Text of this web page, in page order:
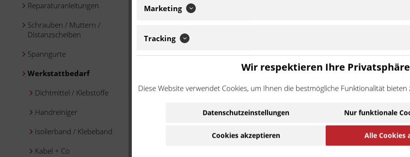
Reparaturanleitungen
Schrauben / Muttern /
Distanzscheiben
Spanngurte
Werkstattbedarf
Dichtmittel / Klebstoffe
Handreiniger
Isolierband / Klebeband
Kabel + Co
Marketing
Tracking
Wir respektieren Ihre Privatsphäre
Diese Website verwendet Cookies, um Ihnen die bestmögliche Funktionalität bieten
Datenschutzeinstellungen Nur funktionale
Cookies akzeptieren Alle Cookies